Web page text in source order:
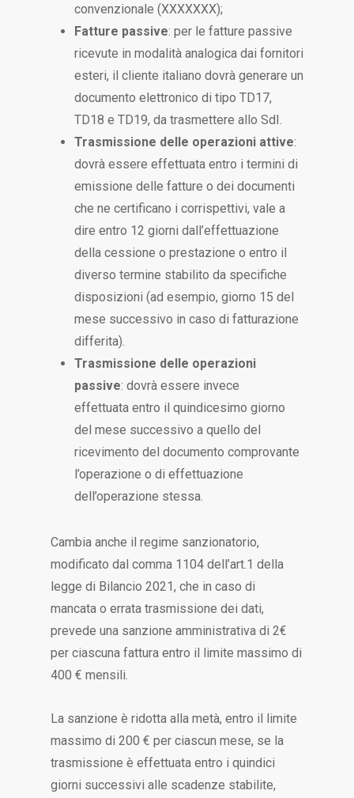
convenzionale (XXXXXXX);
Fatture passive: per le fatture passive
ricevute in modalità analogica dai fornitori
esteri, il cliente italiano dovrà generare un
documento elettronico di tipo TD17,
TD18 e TD19, da trasmettere allo SdI.
Trasmissione delle operazioni attive:
dovrà essere effettuata entro i termini di
emissione delle fatture o dei documenti
che ne certificano i corrispettivi, vale a
dire entro 12 giorni dall’effettuazione
della cessione o prestazione o entro il
diverso termine stabilito da specifiche
disposizioni (ad esempio, giorno 15 del
mese successivo in caso di fatturazione
differita).
Trasmissione delle operazioni
passive: dovrà essere invece
effettuata entro il quindicesimo giorno
del mese successivo a quello del
ricevimento del documento comprovante
l’operazione o di effettuazione
dell’operazione stessa.
Cambia anche il regime sanzionatorio,
modificato dal comma 1104 dell’art.1 della
legge di Bilancio 2021, che in caso di
mancata o errata trasmissione dei dati,
prevede una sanzione amministrativa di 2€
per ciascuna fattura entro il limite massimo di
400 € mensili.
La sanzione è ridotta alla metà, entro il limite
massimo di 200 € per ciascun mese, se la
trasmissione è effettuata entro i quindici
giorni successivi alle scadenze stabilite,